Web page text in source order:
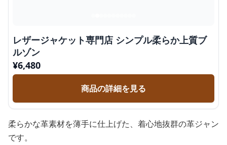
レザージャケット専門店 シンプル柔らか上質ブ
ルゾン
¥6,480
商品の詳細を見る
柔らかな革素材を薄手に仕上げた、着心地抜群の革ジャン
です。